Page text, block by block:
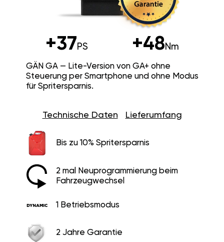
+37PS +48Nm
GÄN GA — Lite-Version von GA+ ohne
Steuerung per Smartphone und ohne Modus
für Spritersparnis.
Technische Daten Lieferumfang
Bis zu 10% Spritersparnis
2 mal Neuprogrammierung beim
Fahrzeugwechsel
1 Betriebsmodus
2 Jahre Garantie